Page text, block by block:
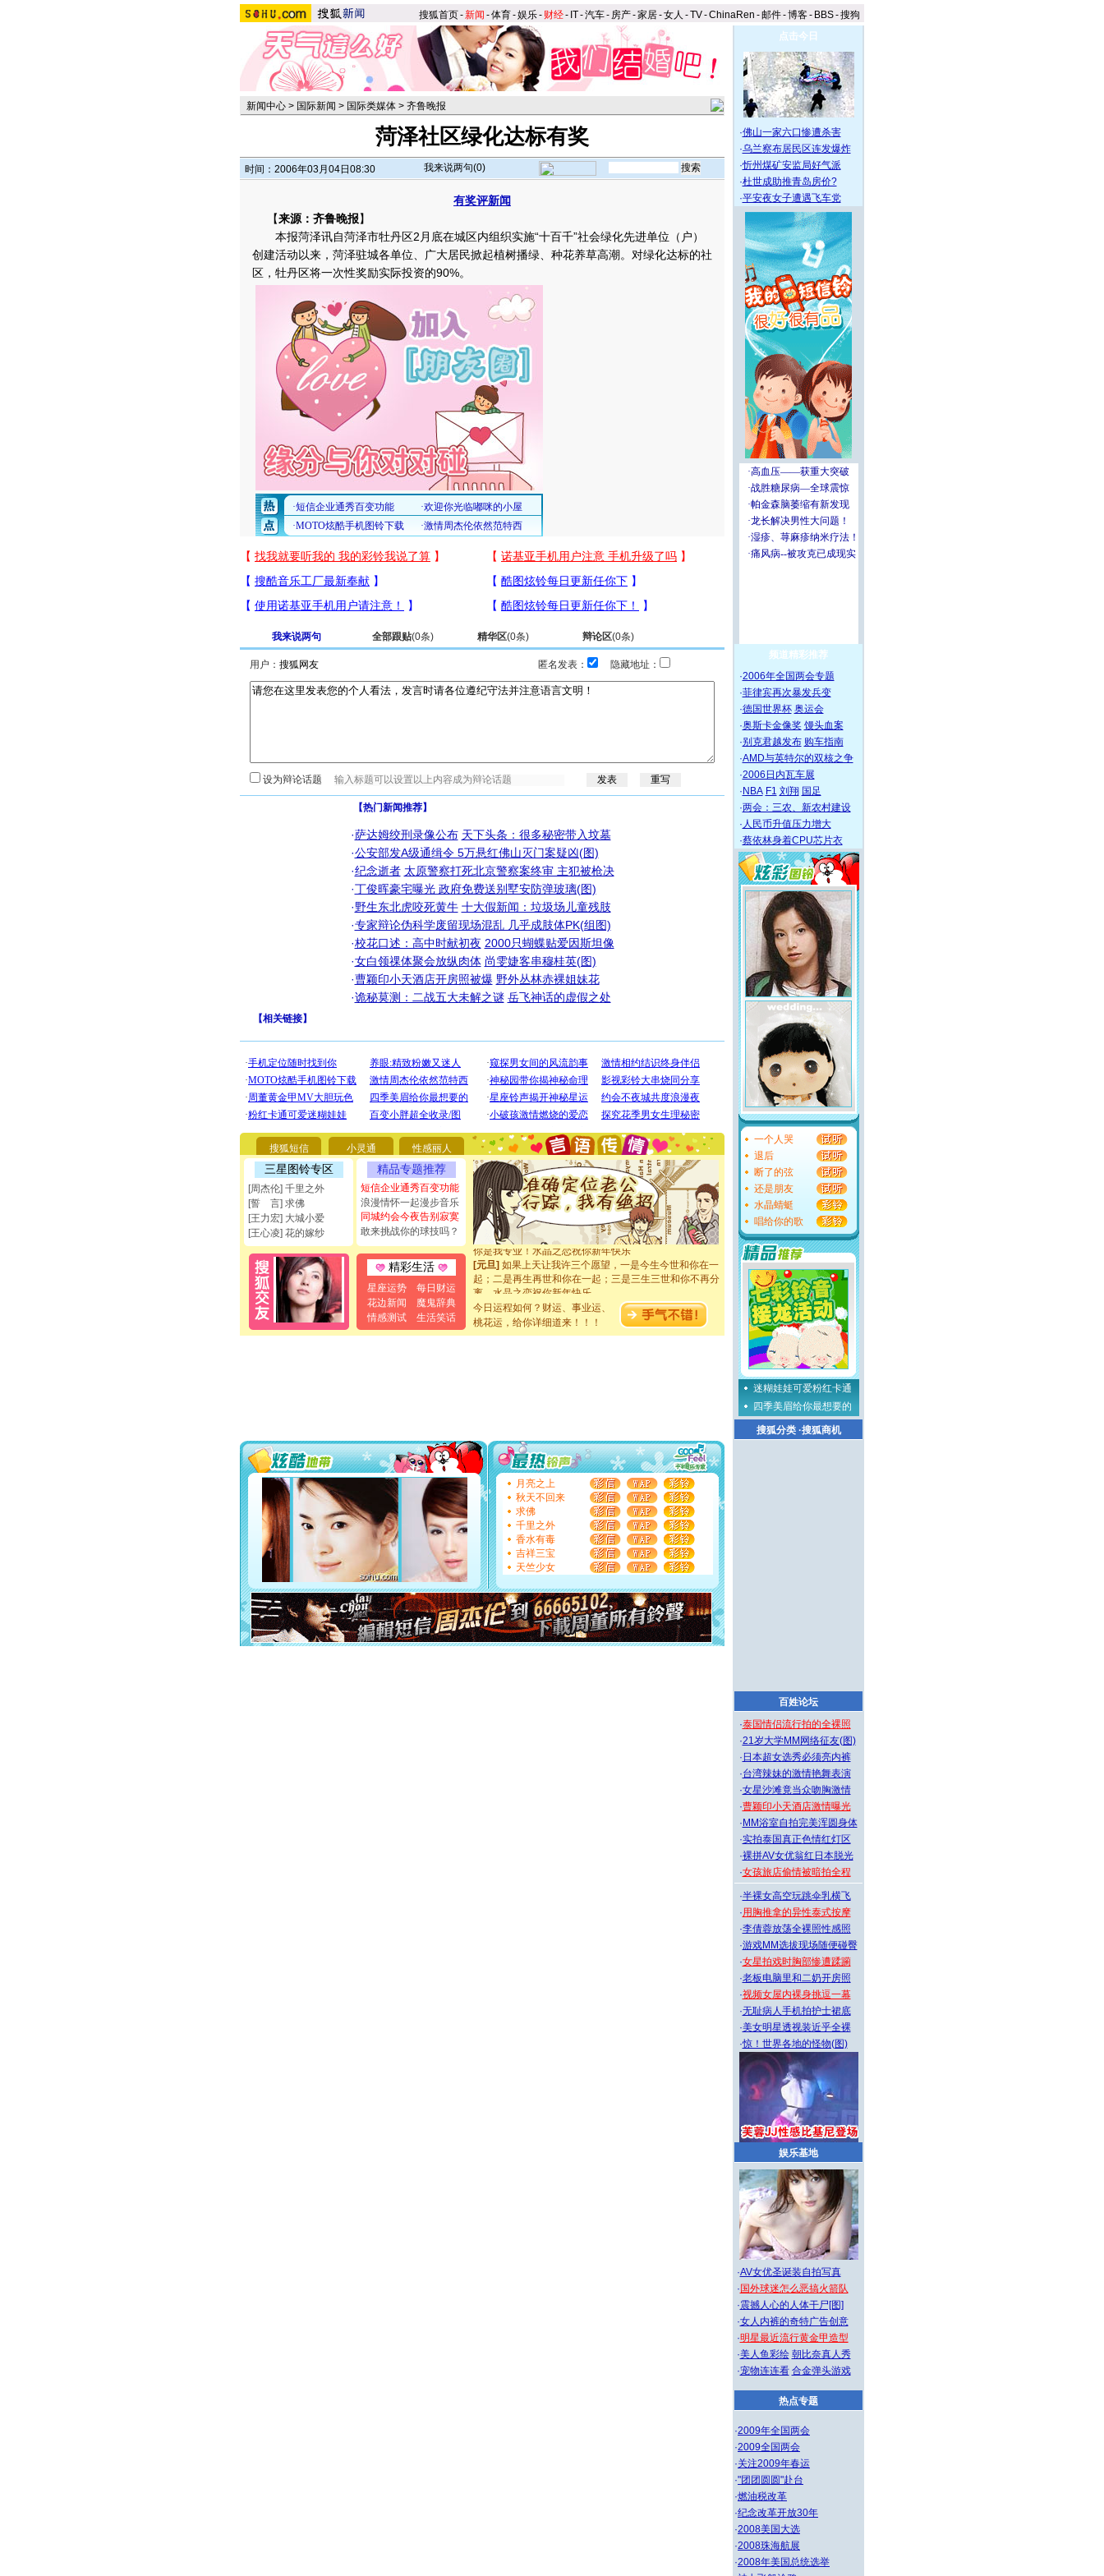
搜狐首页-新闻 -体育-娱乐- 财经- IT-汽车- 房产-家居-女人 -TV-ChinaRen -邮件-博客- BBS-搜狗
新闻中心 > 国际新闻 > 国际类媒体 > 齐鲁晚报
菏泽社区绿化达标有奖
时间：2006年03月04日08:30 我来说两句(0)
有奖评新闻
【来源：齐鲁晚报】
本报菏泽讯自菏泽市牡丹区2月底在城区内组织实施“十百千”社会绿化先进单位（户）
创建活动以来，菏泽驻城各单位、广大居民掀起植树播绿、种花养草高潮。对绿化达标的社
区，牡丹区将一次性奖励实际投资的90%。
我来说两句 全部跟贴(0条) 精华区(0条) 辩论区(0条)
用户： 匿名发表： 隐藏地址：
设为辩论话题
【热门新闻推荐】
·萨达姆绞刑录像公布 天下头条：很多秘密带入坟墓
·公安部发A级通缉令 5万悬红佛山灭门案疑凶(图)
·纪念逝者 太原警察打死北京警察案终审 主犯被枪决
·丁俊晖豪宅曝光 政府免费送别墅安防弹玻璃(图)
·野生东北虎咬死黄牛 十大假新闻：垃圾场儿童残肢
·专家辩论伪科学废留现场混乱 几乎成肢体PK(组图)
·校花口述：高中时献初夜 2000只蝴蝶贴爱因斯坦像
·女白领祼体聚会放纵肉体 尚雯婕客串穆桂英(图)
·曹颖印小天酒店开房照被爆 野外丛林赤裸姐妹花
·诡秘莫测：二战五大未解之谜 岳飞神话的虚假之处
【相关链接】
搜狐短信 小灵通 性感丽人
三星图铃专区
[周杰伦] 千里之外
[誓 言] 求佛
[王力宏] 大城小爱
[王心凌] 花的嫁纱
精品专题推荐
短信企业通秀百变功能
浪漫情怀一起漫步音乐
同城约会今夜告别寂寞
敢来挑战你的球技吗？
精彩生活
星座运势
每日财运
花边新闻
魔鬼辞典
情感测试
生活笑话
[圣诞节]圣诞节到了，想想没什么送给你的，又不打算给
你太多，只有给你五千万：千万快乐！千万要健康！千万
要平安！千万要知足！千万不要忘记我！
[圣诞节]不只这样的日子才会想起你,而是这样的日子才
能正大光明地骚扰你,告诉你,圣诞要快乐!新年要快乐!天天
都要快乐噢!
[圣诞节]奉上一颗祝福的心,在这个特别的日子里,愿幸福,
如意,快乐,鲜花,一切美好的祝愿与你同在.圣诞快乐!
[元旦]看到你我会触电；看不到你我要充电；没有你我会
断电。爱你是我职业，想你是我事业，抱你是我特长，吻
你是我专业！水晶之恋祝你新年快乐
[元旦]如果上天让我许三个愿望，一是今生今世和你在一
起；二是再生再世和你在一起；三是三生三世和你不再分
离。水晶之恋祝你新年快乐
当我狠下心扭头离去那一刻，你在我身后无助地哭
泣，这痛楚让我明白我多么爱你。我转身抱住你：这猪不
卖了。水晶之恋祝你新年快乐。
你太多，只有给你五千万：千万快乐！千万要健康！千万
要平安！千万要知足！千万不要忘记我！
[圣诞节]不只这样的日子才会想起你,而是这样的日子才
能正大光明地骚扰你,告诉你,圣诞要快乐!新年要快乐!天天
都要快乐噢!
[圣诞节]奉上一颗祝福的心,在这个特别的日子里,愿幸福,
如意,快乐,鲜花,一切美好的祝愿与你同在.圣诞快乐!
[元旦]
看到你我会触电；看不到你我要充电；没有你我会
断电。爱你是我职业，想你是我事业，抱你是我特长，吻
你是我专业！水晶之恋祝你新年快乐
[元旦] 如果上天让我许三个愿望，一是今生今世和你在一
起；二是再生再世和你在一起；三是三生三世和你不再分
离。水晶之恋祝你新年快乐
[元旦]当我狠下心扭头离去那一刻，你在我身后无助地哭
泣，这痛楚让我明白我多么爱你。我转身抱住你：这猪不
卖了。水晶之恋祝你新年快乐。
今日运程如何？财运、事业运、
桃花运，给你详细道来！！！
月亮之上
秋天不回来
求佛
千里之外
香水有毒
吉祥三宝
天竺少女
点击今日
·佛山一家六口惨遭杀害
·乌兰察布居民区连发爆炸
·忻州煤矿安监局好气派
·杜世成助推青岛房价?
·平安夜女子遭遇飞车党
频道精彩推荐
·2006年全国两会专题
·菲律宾再次暴发兵变
·德国世界杯 奥运会
·奥斯卡金像奖 馒头血案
·别克君越发布 购车指南
·AMD与英特尔的双核之争
·2006日内瓦车展
· NBA F1 刘翔 国足
·两会：三农、新农村建设
· 人民币升值压力增大
·蔡依林身着CPU芯片衣
一个人哭
退后
断了的弦
还是朋友
水晶蜻蜓
唱给你的歌
迷糊娃娃可爱粉红卡通
四季美眉给你最想要的
搜狐分类·搜狐商机
百姓论坛
·泰国情侣流行拍的全裸照
·21岁大学MM网络征友(图)
· 日本超女选秀必须亮内裤
·台湾辣妹的激情艳舞表演
·女星沙滩竟当众吻胸激情
·曹颖印小天酒店激情曝光
· MM浴室自拍完美浑圆身体
·实拍泰国真正色情红灯区
·裸拼AV女优翁红日本脱光
·女孩旅店偷情被暗拍全程
·半裸女高空玩跳伞乳横飞
·用胸推拿的异性泰式按摩
·李倩蓉放荡全裸照性感照
·游戏MM选拔现场随便碰臀
·女星拍戏时胸部惨遭蹂躏
·老板电脑里和二奶开房照
·视频女屋内裸身挑逗一幕
·无耻病人手机拍护士裙底
·美女明星透视装近乎全裸
·惊！世界各地的怪物(图)
娱乐基地
·AV女优圣诞装自拍写真
· 国外球迷怎么恶搞火箭队
·震撼人心的人体干尸[图]
·女人内裤的奇特广告创意
·明星最近流行黄金甲造型
·美人鱼彩绘 朝比奈真人秀
·宠物连连看 合金弹头游戏
热点专题
·2009年全国两会
·2009全国两会
·关注2009年春运
·"团团圆圆"赴台
·燃油税改革
·纪念改革开放30年
·2008美国大选
·2008珠海航展
·2008年美国总统选举